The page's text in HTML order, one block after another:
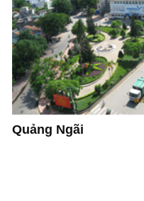
Quảng Ngãi